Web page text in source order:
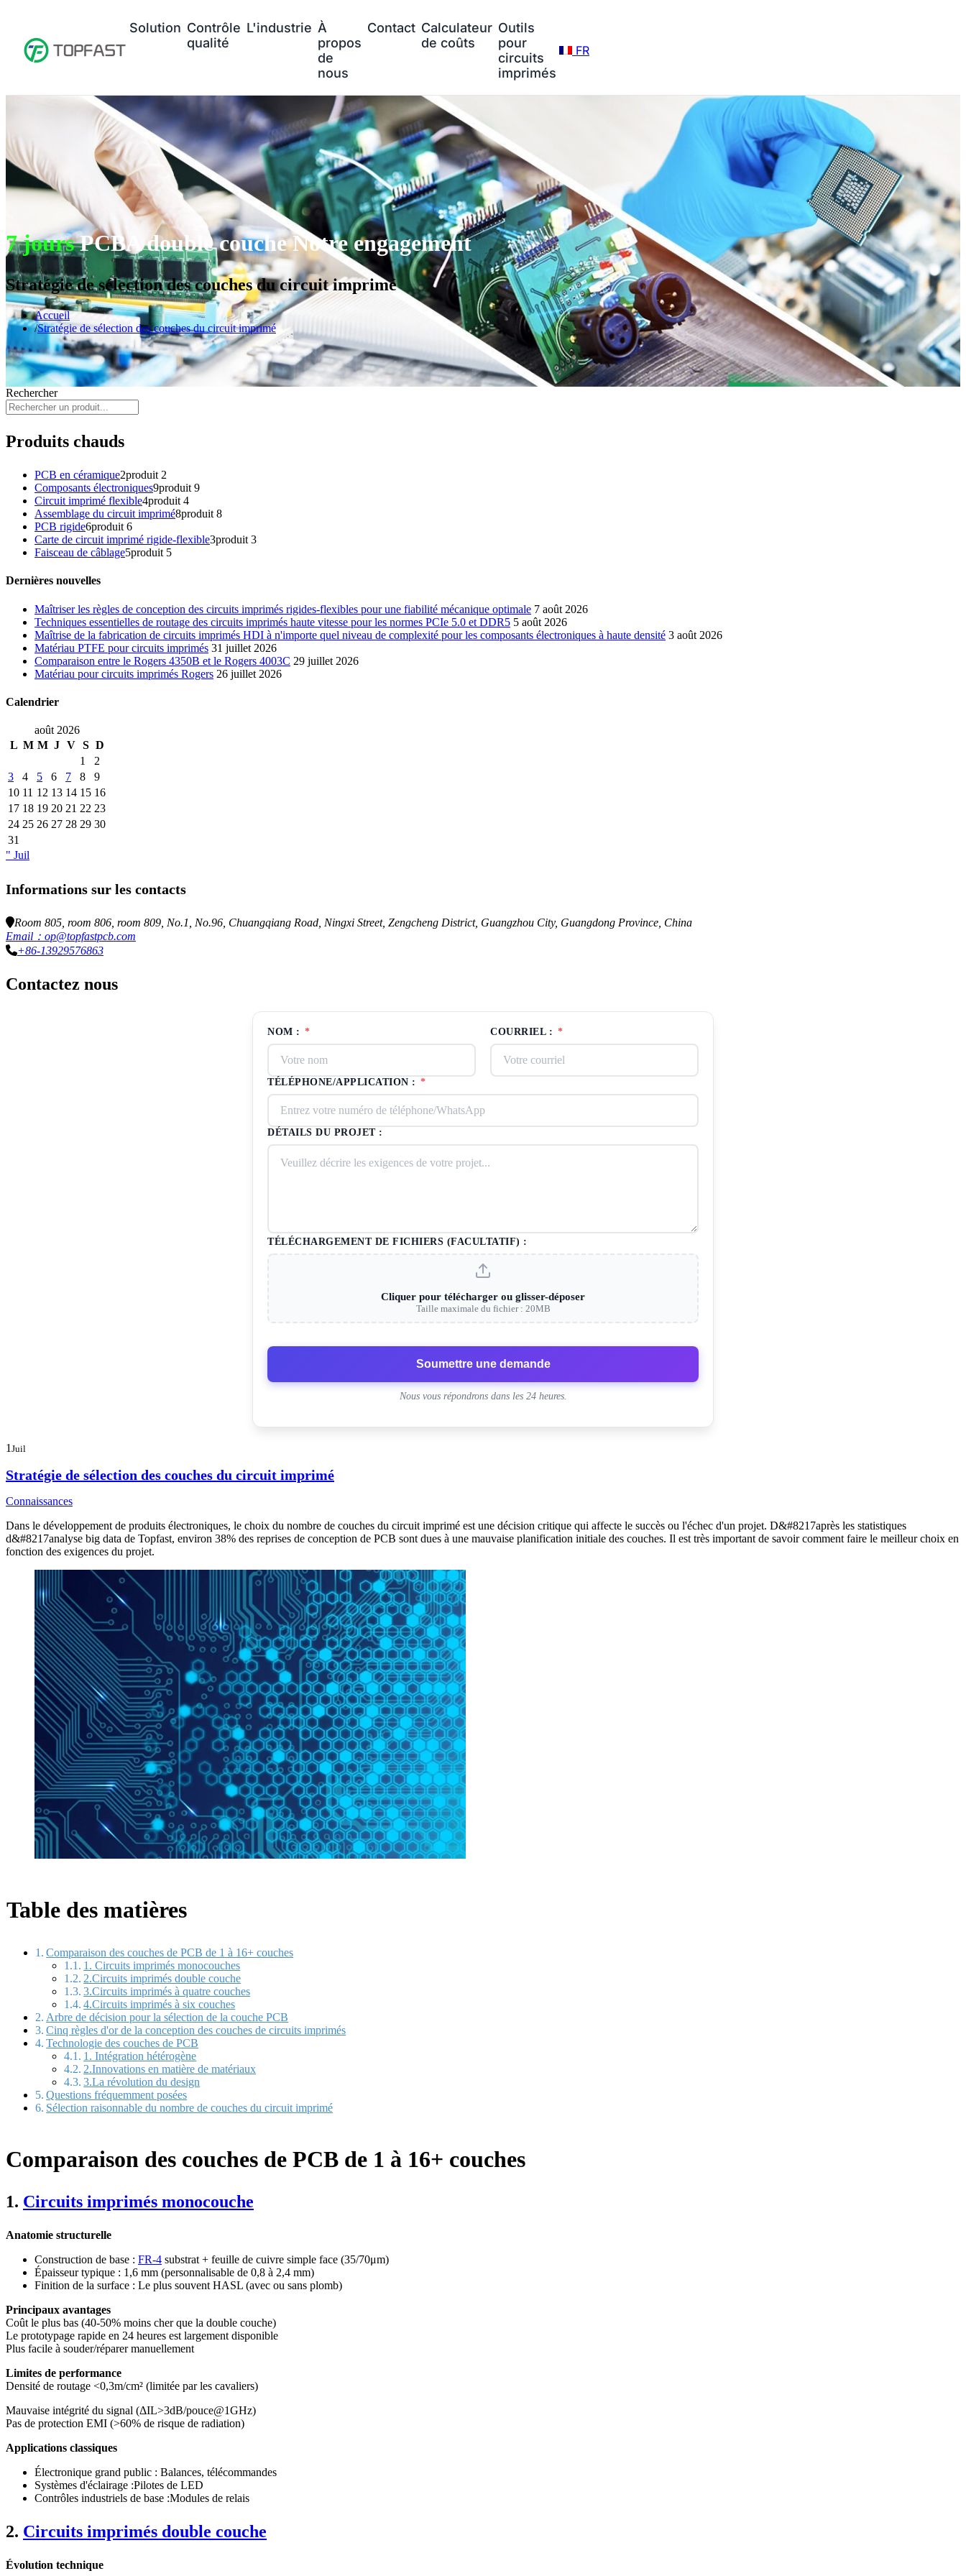
Solution Contrôle
qualité
L'industrie À
propos
de
nous
Contact Calculateur
de coûts
Outils
pour
circuits
imprimés
FR
7 joursPCBA double couche Notre engagement
Stratégie de sélection des couches du circuit imprimé
Accueil
Stratégie de sélection des couches du circuit imprimé
Rechercher
Produits chauds
PCB en céramique2produit 2
Composants électroniques9produit 9
Circuit imprimé flexible4produit 4
Assemblage du circuit imprimé8produit 8
PCB rigide6produit 6
Carte de circuit imprimé rigide-flexible3produit 3
Faisceau de câblage5produit 5
Dernières nouvelles
Maîtriser les règles de conception des circuits imprimés rigides-flexibles pour une fiabilité mécanique optimale 7 août 2026
Techniques essentielles de routage des circuits imprimés haute vitesse pour les normes PCIe 5.0 et DDR5 5 août 2026
Maîtrise de la fabrication de circuits imprimés HDI à n'importe quel niveau de complexité pour les composants électroniques à haute densité 3 août 2026
Matériau PTFE pour circuits imprimés 31 juillet 2026
Comparaison entre le Rogers 4350B et le Rogers 4003C 29 juillet 2026
Matériau pour circuits imprimés Rogers 26 juillet 2026
Calendrier
août 2026
L M M J V S D
1
2
3
4 5 6 7 8
9
10 11 12 13 14 15 16
17 18 19 20 21 22 23
24 25 26 27 28 29 30
31
" Juil
Informations sur les contacts
Room 805, room 806, room 809, No.1, No.96, Chuangqiang Road, Ningxi Street, Zengcheng District, Guangzhou City, Guangdong Province, China
Email：op@topfastpcb.com
+86-13929576863
Contactez nous
NOM : * COURRIEL : *
TÉLÉPHONE/APPLICATION : *
DÉTAILS DU PROJET :
TÉLÉCHARGEMENT DE FICHIERS (FACULTATIF) :
Cliquer pour télécharger ou glisser-déposer
Taille maximale du fichier : 20MB
Soumettre une demande
Nous vous répondrons dans les 24 heures.
1 Juil
Stratégie de sélection des couches du circuit imprimé
Connaissances
Dans le développement de produits électroniques, le choix du nombre de couches du circuit imprimé est une décision critique qui affecte le succès ou l'échec d'un projet. D&#8217après les statistiques
d&#8217analyse big data de Topfast, environ 38% des reprises de conception de PCB sont dues à une mauvaise planification initiale des couches. Il est très important de savoir comment faire le meilleur choix en
fonction des exigences du projet.
Table des matières
Comparaison des couches de PCB de 1 à 16+ couches
1. Circuits imprimés monocouches
2.Circuits imprimés double couche
3.Circuits imprimés à quatre couches
4.Circuits imprimés à six couches
Arbre de décision pour la sélection de la couche PCB
Cinq règles d'or de la conception des couches de circuits imprimés
Technologie des couches de PCB
1. Intégration hétérogène
2.Innovations en matière de matériaux
3.La révolution du design
Questions fréquemment posées
Sélection raisonnable du nombre de couches du circuit imprimé
Comparaison des couches de PCB de 1 à 16+ couches
1. Circuits imprimés monocouche
Anatomie structurelle
Construction de base : FR-4 substrat + feuille de cuivre simple face (35/70μm)
Épaisseur typique : 1,6 mm (personnalisable de 0,8 à 2,4 mm)
Finition de la surface : Le plus souvent HASL (avec ou sans plomb)
Principaux avantages
Coût le plus bas (40-50% moins cher que la double couche)
Le prototypage rapide en 24 heures est largement disponible
Plus facile à souder/réparer manuellement
Limites de performance
Densité de routage <0,3m/cm² (limitée par les cavaliers)
Mauvaise intégrité du signal (ΔIL>3dB/pouce@1GHz)
Pas de protection EMI (>60% de risque de radiation)
Applications classiques
Électronique grand public : Balances, télécommandes
Systèmes d'éclairage :Pilotes de LED
Contrôles industriels de base :Modules de relais
2. Circuits imprimés double couche
Évolution technique